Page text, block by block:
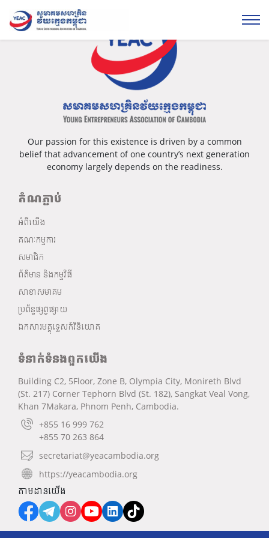
Our passion for this existence is driven by a common
belief that advancement of one country’s next generation
economy largely depends on the readiness.
តំណភ្ជាប់
អំពីយើង
គណៈកម្មការ
សមាជិក
ព័ត៌មាន និងកម្មវិធី
សាខាសមាគម
ប្រព័ន្ធផ្សព្វផ្សាយ
ឯកសារមគ្គុទ្ទេសក៍វិនិយោគ
ទំនាក់ទំនងពួកយើង
Building C2, 5Floor, Zone B, Olympia City, Monireth Blvd
(St. 217) Corner Tephorn Blvd (St. 182), Sangkat Veal Vong,
Khan 7Makara, Phnom Penh, Cambodia.
+855 16 999 762
+855 70 263 864
secretariat@yeacambodia.org
https://yeacambodia.org
តាមដានយើង